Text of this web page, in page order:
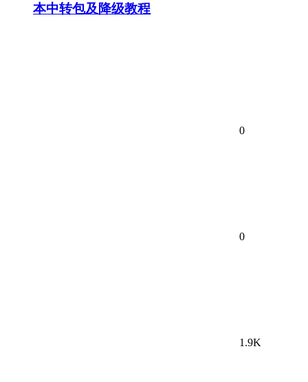
本中转包及降级教程
0
0
1.9K